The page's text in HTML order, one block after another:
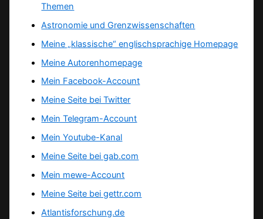
Themen
Astronomie und Grenzwissenschaften
Meine „klassische“ englischsprachige Homepage
Meine Autorenhomepage
Mein Facebook-Account
Meine Seite bei Twitter
Mein Telegram-Account
Mein Youtube-Kanal
Meine Seite bei gab.com
Mein mewe-Account
Meine Seite bei gettr.com
Atlantisforschung.de